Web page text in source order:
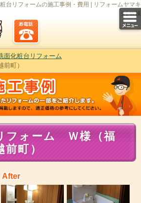
台リフォームの施工事例・費用 | リフォームヤマキ
シ| Ｗ様
面化粧台リフォーム
町）
フォーム Ｗ様（福
前町）
After